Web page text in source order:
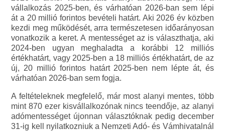
vállalkozás 2025-ben, és várhatóan 2026-ban sem lépi
át a 20 millió forintos bevételi határt. Aki 2026 év közben
kezdi meg működését, arra természetesen időarányosan
vonatkozik a keret. A mentességet az is választhatja, aki
2024-ben ugyan meghaladta a korábbi 12 milliós
értékhatárt, vagy 2025-ben a 18 milliós értékhatárt, de az
új, 20 millió forintos határt 2025-ben nem lépte át, és
várhatóan 2026-ban sem fogja.
A feltételeknek megfelelő, már most alanyi mentes, több
mint 870 ezer kisvállalkozónak nincs teendője, az alanyi
adómentességet újonnan választóknak pedig december
31-ig kell nyilatkozniuk a Nemzeti Adó- és Vámhivatalnál